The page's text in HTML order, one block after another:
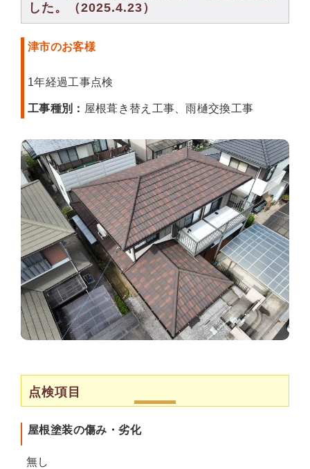
した。（2025.4.23）
津市のお客様
1年経過工事点検
工事種別： 屋根葺き替え工事、雨樋交換工事
点検項目
屋根塗装の傷み・劣化
無し